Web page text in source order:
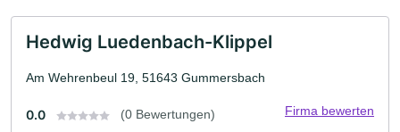
Hedwig Luedenbach-Klippel
Am Wehrenbeul 19, 51643 Gummersbach
0.0 (0 Bewertungen) Firma bewerten